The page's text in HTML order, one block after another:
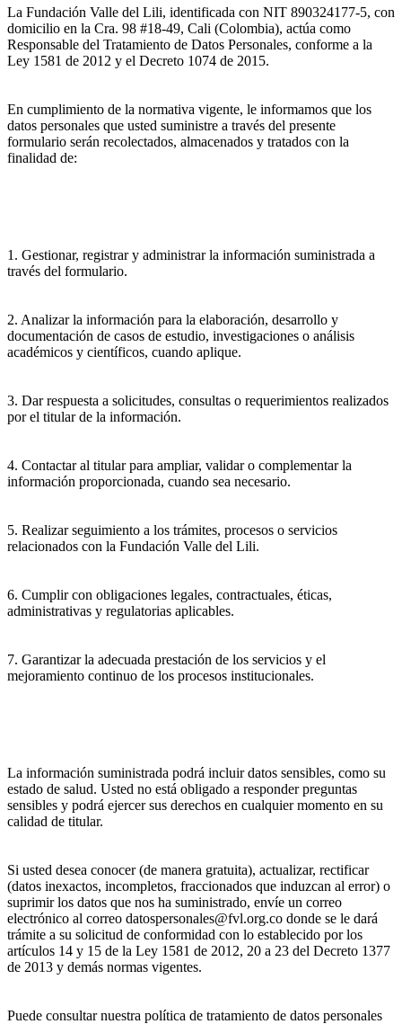
La Fundación Valle del Lili, identificada con NIT 890324177-5, con
domicilio en la Cra. 98 #18-49, Cali (Colombia), actúa como
Responsable del Tratamiento de Datos Personales, conforme a la
Ley 1581 de 2012 y el Decreto 1074 de 2015.
En cumplimiento de la normativa vigente, le informamos que los
datos personales que usted suministre a través del presente
formulario serán recolectados, almacenados y tratados con la
finalidad de:
1. Gestionar, registrar y administrar la información suministrada a
través del formulario.
2. Analizar la información para la elaboración, desarrollo y
documentación de casos de estudio, investigaciones o análisis
académicos y científicos, cuando aplique.
3. Dar respuesta a solicitudes, consultas o requerimientos realizados
por el titular de la información.
4. Contactar al titular para ampliar, validar o complementar la
información proporcionada, cuando sea necesario.
5. Realizar seguimiento a los trámites, procesos o servicios
relacionados con la Fundación Valle del Lili.
6. Cumplir con obligaciones legales, contractuales, éticas,
administrativas y regulatorias aplicables.
7. Garantizar la adecuada prestación de los servicios y el
mejoramiento continuo de los procesos institucionales.
La información suministrada podrá incluir datos sensibles, como su
estado de salud. Usted no está obligado a responder preguntas
sensibles y podrá ejercer sus derechos en cualquier momento en su
calidad de titular.
Si usted desea conocer (de manera gratuita), actualizar, rectificar
(datos inexactos, incompletos, fraccionados que induzcan al error) o
suprimir los datos que nos ha suministrado, envíe un correo
electrónico al correo datospersonales@fvl.org.co donde se le dará
trámite a su solicitud de conformidad con lo establecido por los
artículos 14 y 15 de la Ley 1581 de 2012, 20 a 23 del Decreto 1377
de 2013 y demás normas vigentes.
Puede consultar nuestra política de tratamiento de datos personales